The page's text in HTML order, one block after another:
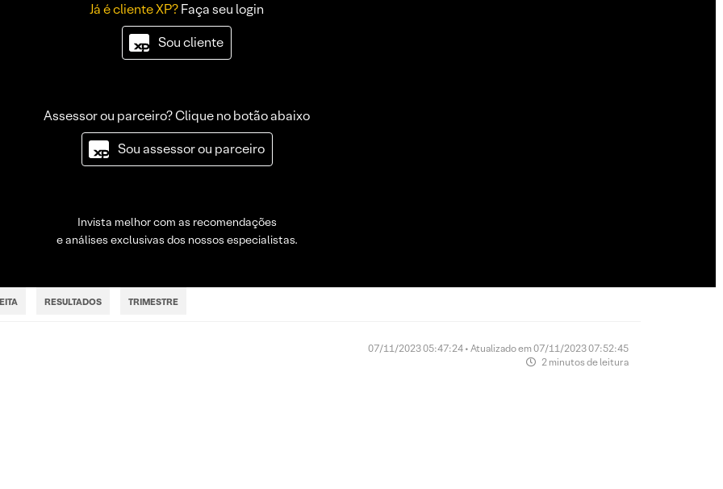
Já é cliente XP?Faça seu login
Sou cliente
Assessor ou parceiro? Clique no botão abaixo
Sou assessor ou parceiro
Invista melhor com as recomendações
e análises exclusivas dos nossos especialistas.
RESULTADOS TRIMESTRE
07/11/2023 05:47:24 • Atualizado em 07/11/2023 07:52:45
2 minutos de leitura